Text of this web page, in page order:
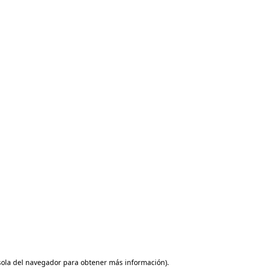
del navegador para obtener más información).